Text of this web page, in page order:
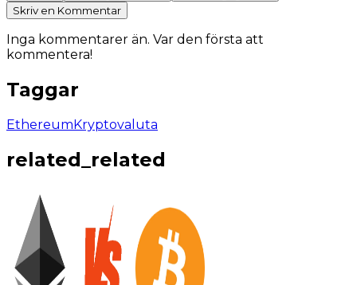
Skriv en Kommentar
Inga kommentarer än. Var den första att
kommentera!
Taggar
EthereumKryptovaluta
related_related